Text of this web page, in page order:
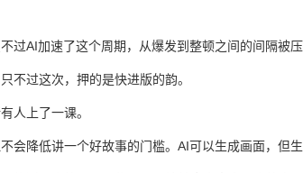
过AI加速了这个周期，从爆发到整顿之间的间隔被压
不过这次，押的是快进版的韵。
人上了一课。
会降低讲一个好故事的门槛。AI可以生成画面，但